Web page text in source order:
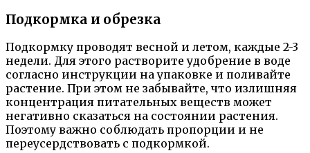
Подкормка и обрезка
Подкормку проводят весной и летом, каждые 2-3
недели. Для этого растворите удобрение в воде
согласно инструкции на упаковке и поливайте
растение. При этом не забывайте, что излишняя
концентрация питательных веществ может
негативно сказаться на состоянии растения.
Поэтому важно соблюдать пропорции и не
переусердствовать с подкормкой.